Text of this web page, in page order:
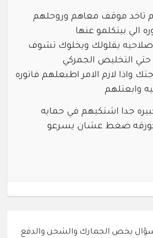
تاخد موقف معاهم وروحلهم
الي بيتكلمو عنها
يقلولك ويخلوك تشوف
التخليص الجمركي
واذا لازم الامر اطبعلهم فاتوره
وابعتلهم
جدا اشتكيهم في حمايه
ضغط عشان يسرعو
يخص الجمارك والشحن والدفع